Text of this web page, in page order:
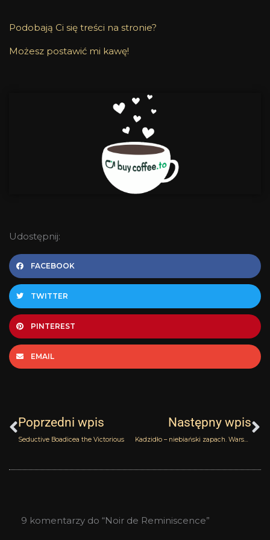
Podobają Ci się treści na stronie?
Możesz postawić mi kawę!
Udostępnij:
FACEBOOK
TWITTER
PINTEREST
EMAIL
Poprzedni wpis
Seductive Boadicea the Victorious
Następny wpis
Kadzidło – niebiański zapach. Warsztaty
9 komentarzy do “Noir de Reminiscence”